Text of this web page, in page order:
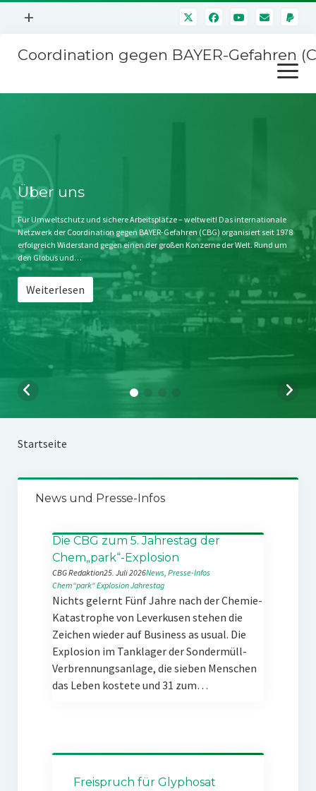
Menü
+
Mitmachen
Kontakt
Impressum
Störfälle
Coordination gegen BAYER-Gefahren
Menü
öffnen
Stichwort BAYER
Jahrestagung
SPENDEN
Über uns
Für Umweltschutz und sichere Arbeitsplätze – weltweit! Das internationale
Netzwerk der Coordination gegen BAYER-Gefahren (CBG) organisiert seit 1978
erfolgreich Widerstand gegen einen der großen Konzerne der Welt. Rund um
den Globus und…
Weiterlesen
Startseite
News und Presse-Infos
Die CBG zum 5. Jahrestag der
Chem„park“-Explosion
CBG Redaktion25. Juli 2026News, Presse-Infos
Chem“park“ExplosionJahrestag
Nichts gelernt Fünf Jahre nach der Chemie-
Katastrophe von Leverkusen stehen die
Zeichen wieder auf Business as usual. Die
Explosion im Tanklager der Sondermüll-
Verbrennungsanlage, die sieben Menschen
das Leben kostete und 31 zum…
Freispruch für Glyphosat